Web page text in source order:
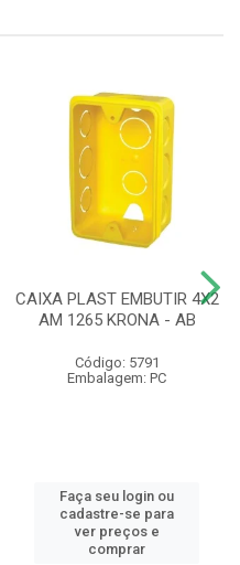
CAIXA PLAST EMBUTIR 4X2
AM 1265 KRONA - AB
Código: 5791
Embalagem: PC
Faça seu login ou
cadastre-se para
ver preços e
comprar